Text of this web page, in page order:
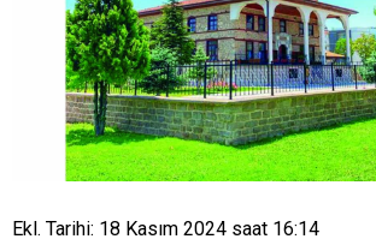
Ekl. Tarihi: 18 Kasım 2024 saat 16:14